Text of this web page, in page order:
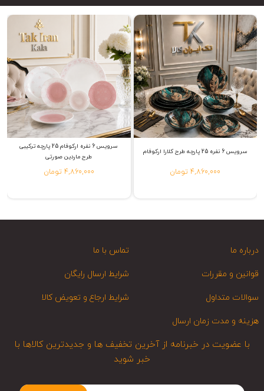
سرویس 6 نفره ارکوفام 25 پارچه ترکیبی
طرح ماردین صورتی
4,860,000 تومان
سرویس 6 نفره 25 پارچه طرح کلارا ارکوفام
4,860,000 تومان
درباره ما تماس با ما
قوانین و مقررات شرایط ارسال رایگان
سوالات متداول شرایط ارجاع و تعویض کالا
هزینه و مدت زمان ارسال
با عضویت در خبرنامه از آخرین تخفیف ها و جدیدترین کالاها با
خبر شوید